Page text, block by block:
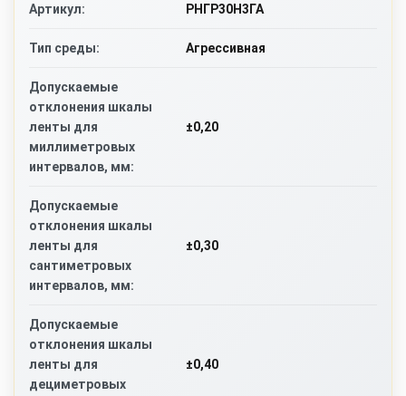
Артикул: РНГР30Н3ГА
Тип среды: Агрессивная
Допускаемые
отклонения шкалы
ленты для
миллиметровых
интервалов, мм:
±0,20
Допускаемые
отклонения шкалы
ленты для
сантиметровых
интервалов, мм:
±0,30
Допускаемые
отклонения шкалы
ленты для
дециметровых
±0,40